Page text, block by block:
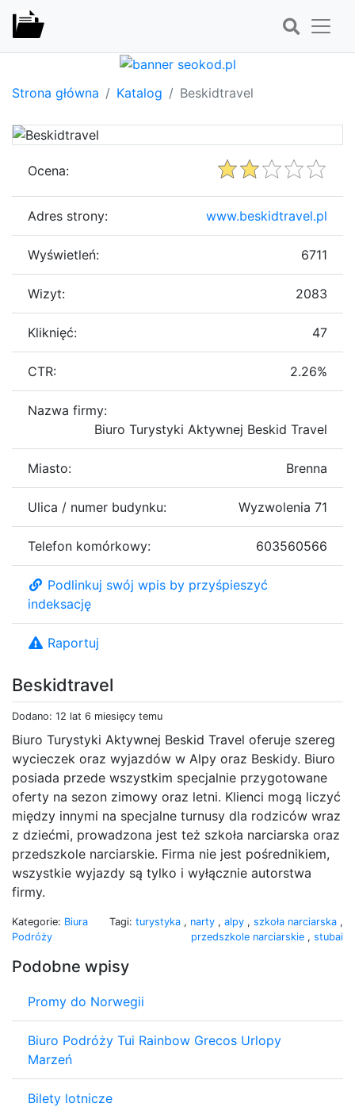
Strona główna Katalog Beskidtravel
Beskidtravel
Dodano: 12 lat 6 miesięcy temu
Biuro Turystyki Aktywnej Beskid Travel oferuje szereg
wycieczek oraz wyjazdów w Alpy oraz Beskidy. Biuro
posiada przede wszystkim specjalnie przygotowane
oferty na sezon zimowy oraz letni. Klienci mogą liczyć
między innymi na specjalne turnusy dla rodziców wraz
z dziećmi, prowadzona jest też szkoła narciarska oraz
przedszkole narciarskie. Firma nie jest pośrednikiem,
wszystkie wyjazdy są tylko i wyłącznie autorstwa
firmy.
Kategorie: Biura
Podróży
Tagi: turystyka , narty , alpy , szkoła narciarska ,
przedszkole narciarskie , stubai
Podobne wpisy
Promy do Norwegii
Biuro Podróży Tui Rainbow Grecos Urlopy
Marzeń
Bilety lotnicze
Ocena:
Adres strony: www.beskidtravel.pl
Wyświetleń: 6711
Wizyt: 2083
Kliknięć: 47
CTR: 2.26%
Nazwa firmy:
Biuro Turystyki Aktywnej Beskid Travel
Miasto: Brenna
Ulica / numer budynku: Wyzwolenia 71
Telefon komórkowy: 603560566
Podlinkuj swój wpis by przyśpieszyć
indeksację
Raportuj